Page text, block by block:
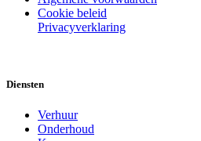
Cookie beleid
Privacyverklaring
Diensten
Verhuur
Onderhoud